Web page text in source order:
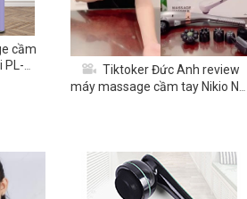
cầm
PL-
Tiktoker Đức Anh review
máy massage cầm tay Nikio NK-